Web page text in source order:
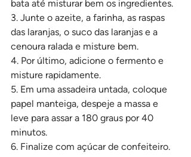
bata até misturar bem os ingredientes.
3. Junte o azeite, a farinha, as raspas
das laranjas, o suco das laranjas e a
cenoura ralada e misture bem.
4. Por último, adicione o fermento e
misture rapidamente.
5. Em uma assadeira untada, coloque
papel manteiga, despeje a massa e
leve para assar a 180 graus por 40
minutos.
6. Finalize com açúcar de confeiteiro.